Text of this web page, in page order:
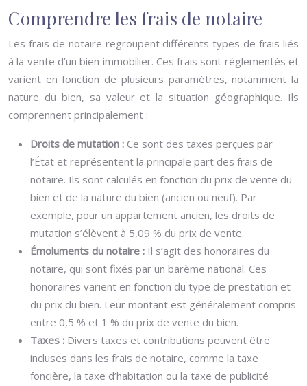
Comprendre les frais de notaire
Les frais de notaire regroupent différents types de frais liés
à la vente d’un bien immobilier. Ces frais sont réglementés et
varient en fonction de plusieurs paramètres, notamment la
nature du bien, sa valeur et la situation géographique. Ils
comprennent principalement :
Droits de mutation : Ce sont des taxes perçues par
l’État et représentent la principale part des frais de
notaire. Ils sont calculés en fonction du prix de vente du
bien et de la nature du bien (ancien ou neuf). Par
exemple, pour un appartement ancien, les droits de
mutation s’élèvent à 5,09 % du prix de vente.
Émoluments du notaire : Il s’agit des honoraires du
notaire, qui sont fixés par un barème national. Ces
honoraires varient en fonction du type de prestation et
du prix du bien. Leur montant est généralement compris
entre 0,5 % et 1 % du prix de vente du bien.
Taxes : Divers taxes et contributions peuvent être
incluses dans les frais de notaire, comme la taxe
foncière, la taxe d’habitation ou la taxe de publicité